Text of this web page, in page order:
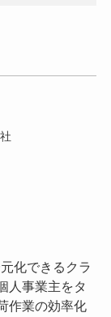
化できるクラ
人事業主をタ
作業の効率化